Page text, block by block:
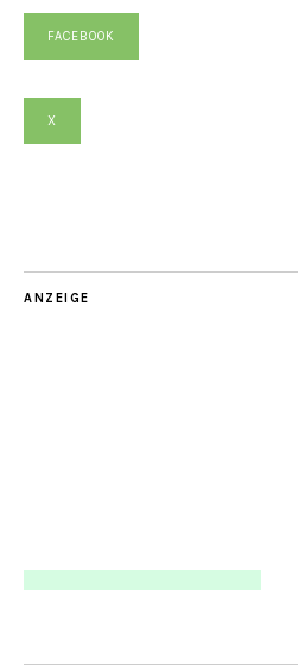
FACEBOOK
X
ANZEIGE